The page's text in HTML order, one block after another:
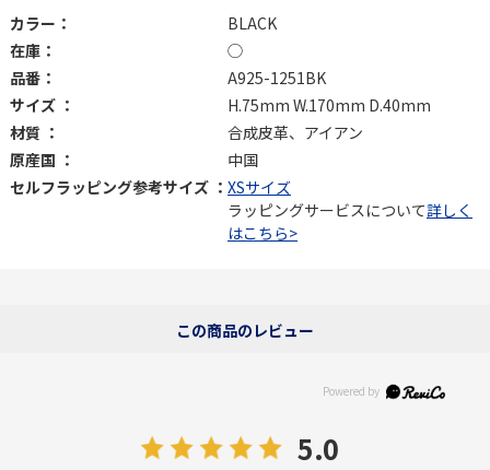
カラー：
BLACK
在庫：
◯
品番：
A925-1251BK
サイズ ：
H.75mm W.170mm D.40mm
材質 ：
合成皮革、アイアン
原産国 ：
中国
セルフラッピング参考サイズ ： XSサイズ
ラッピングサービスについて詳しく
はこちら>
この商品のレビュー
5.0